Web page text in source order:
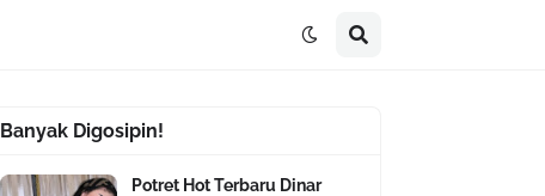
Banyak Digosipin!
Potret Hot Terbaru Dinar